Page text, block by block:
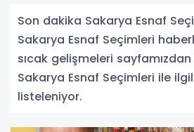
Son dakika Sakarya Esnaf
Sakarya Esnaf Seçimleri
sıcak gelişmeleri
Sakarya Esnaf Seçimleri ile
listeleniyor.